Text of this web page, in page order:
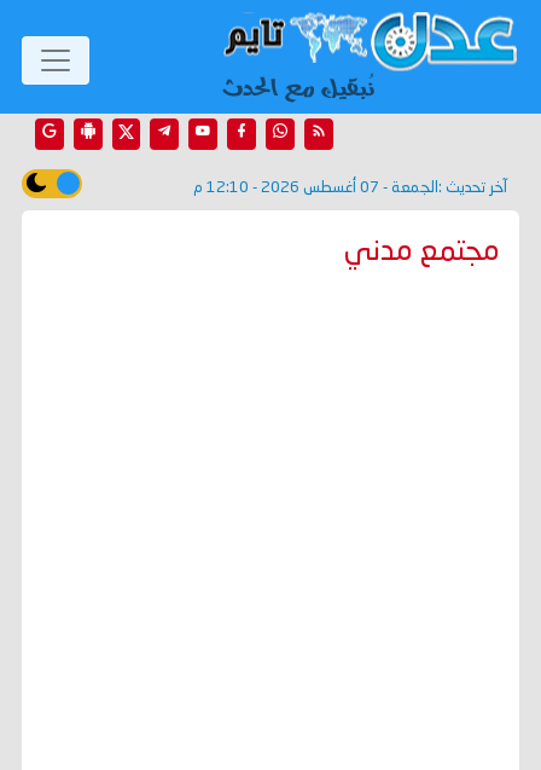
آخر تحديث : الجمعة - 07 أغسطس 2026 - 12:10 م
مجتمع مدني